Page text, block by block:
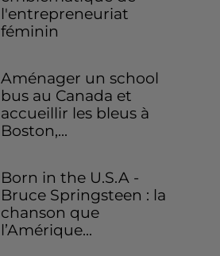
l'entrepreneuriat
féminin
Aménager un school
bus au Canada et
accueillir les bleus à
Boston,...
Born in the U.S.A -
Bruce Springsteen : la
chanson que
l’Amérique...